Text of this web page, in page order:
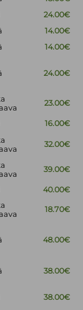
24.00€
14.00€
14.00€
24.00€
23.00€
16.00€
32.00€
39.00€
40.00€
18.70€
48.00€
38.00€
38.00€